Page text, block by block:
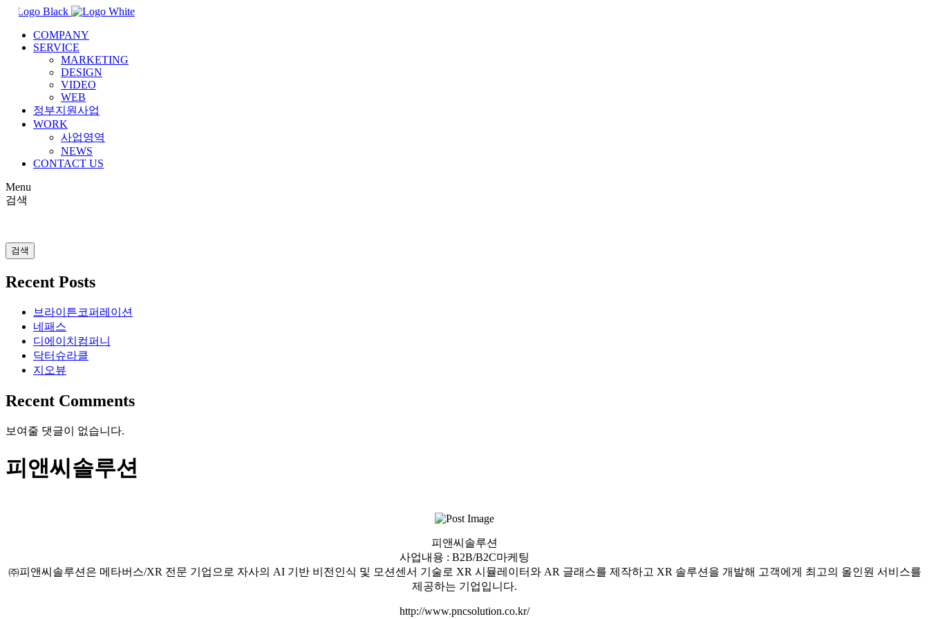
COMPANY
SERVICE
MARKETING
DESIGN
VIDEO
WEB
정부지원사업
WORK
사업영역
NEWS
CONTACT US
Menu
검색
검색
Recent Posts
브라이튼코퍼레이션
네패스
디에이치컴퍼니
닥터슈라클
지오뷰
Recent Comments
보여줄 댓글이 없습니다.
피앤씨솔루션
피앤씨솔루션
사업내용 : B2B/B2C마케팅
㈜피앤씨솔루션은 메타버스/XR 전문 기업으로 자사의 AI 기반 비전인식 및 모션센서 기술로 XR 시뮬레이터와 AR 글래스를 제작하고 XR 솔루션을 개발해 고객에게 최고의 올인원 서비스를
제공하는 기업입니다.
http://www.pncsolution.co.kr/